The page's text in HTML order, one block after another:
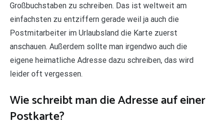
Großbuchstaben zu schreiben. Das ist weltweit am
einfachsten zu entziffern gerade weil ja auch die
Postmitarbeiter im Urlaubsland die Karte zuerst
anschauen. Außerdem sollte man irgendwo auch die
eigene heimatliche Adresse dazu schreiben, das wird
leider oft vergessen.
Wie schreibt man die Adresse auf einer
Postkarte?